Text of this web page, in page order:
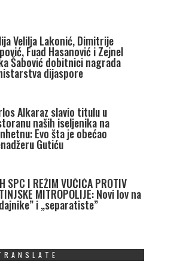
Velilja Lakonić, Dimitrije
Fuad Hasanović i Zejnel
Šabović dobitnici nagrada
dijaspore
Alkaraz slavio titulu u
naših iseljenika na
Evo šta je obećao
Gutiću
SPC I REŽIM VUČIĆA PROTIV
MITROPOLIJE: Novi lov na
i „separatiste”